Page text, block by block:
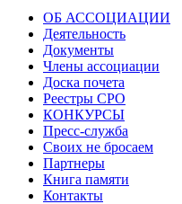
ОБ АССОЦИАЦИИ
Деятельность
Документы
Члены ассоциации
Доска почета
Реестры СРО
КОНКУРСЫ
Пресс-служба
Своих не бросаем
Партнеры
Книга памяти
Контакты